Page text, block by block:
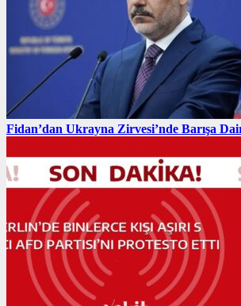
Fidan’dan Ukrayna Zirvesi’nde Barışa